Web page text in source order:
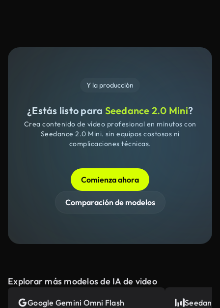
Y la producción
¿Estás listo para Seedance 2.0 Mini?
Crea contenido de vídeo profesional en minutos con
Seedance 2.0 Mini. sin equipos costosos ni
complicaciones técnicas.
Comienza ahora
Comparación de modelos
Explorar más modelos de IA de video
Google Gemini Omni Flash